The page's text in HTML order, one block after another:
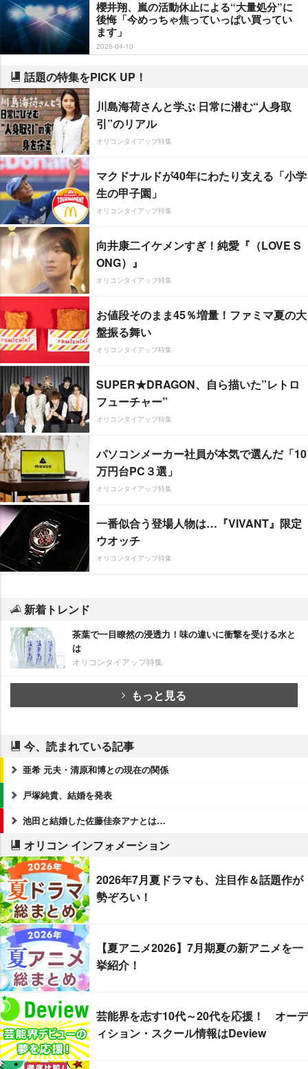
櫻井翔、嵐の活動休止による“大量処分”に
後悔「今めっちゃ焦っていっぱい買ってい
ます」
2026-04-10
話題の特集をPICK UP！
川島海荷さんと学ぶ 日常に潜む“人身取
引”のリアル
オリコンタイアップ特集
マクドナルドが40年にわたり支える「小学
生の甲子園」
オリコンタイアップ特集
向井康二イケメンすぎ！純愛『（LOVE S
ONG）』
オリコンタイアップ特集
お値段そのまま45％増量！ファミマ夏の大
盤振る舞い
オリコンタイアップ特集
SUPER★DRAGON、自ら描いた”レトロ
フューチャー”
オリコンタイアップ特集
パソコンメーカー社員が本気で選んだ「10
万円台PC３選」
オリコンタイアップ特集
一番似合う登場人物は…『VIVANT』限定
ウオッチ
オリコンタイアップ特集
新着トレンド
茶葉で一目瞭然の浸透力！味の違いに衝撃を受ける水と
は
オリコンタイアップ特集
もっと見る
今、読まれている記事
亜希 元夫・清原和博との現在の関係
戸塚純貴、結婚を発表
池田と結婚した佐藤佳奈アナとは…
オリコン インフォメーション
2026年7月夏ドラマも、注目作＆話題作が
勢ぞろい！
【夏アニメ2026】7月期夏の新アニメを一
挙紹介！
芸能界を志す10代～20代を応援！ オーデ
ィション・スクール情報はDeview